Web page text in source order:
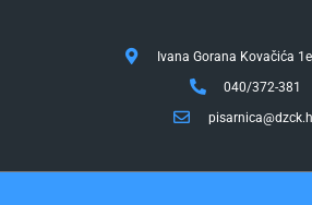
Ivana Gorana Kovačića
040/372-381